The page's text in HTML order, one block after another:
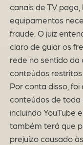
canais de TV
equipamentos
fraude. O juiz
claro de guiar os
rede no sentido
conteúdos
Por conta disso,
conteúdos de toda
incluindo YouTube
também terá que
prejuízo causado